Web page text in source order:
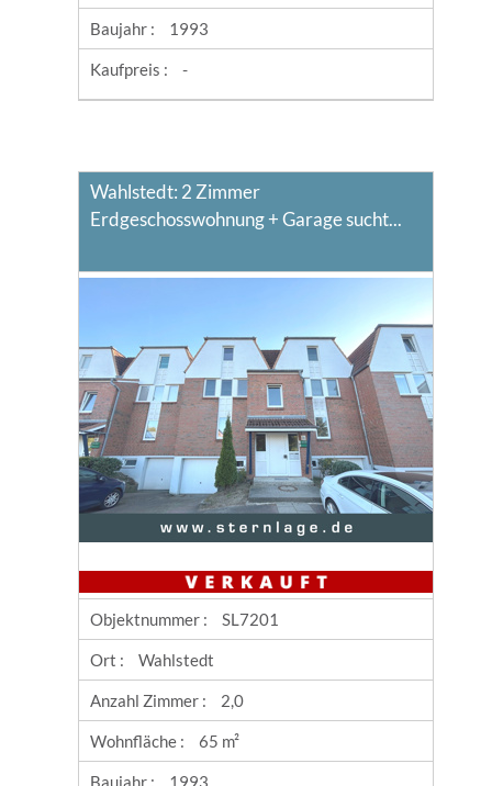
Baujahr : 1993
Kaufpreis : -
Wahlstedt: 2 Zimmer
Erdgeschosswohnung + Garage sucht...
Objektnummer : SL7201
Ort : Wahlstedt
Anzahl Zimmer : 2,0
Wohnfläche : 65 m²
Baujahr : 1993